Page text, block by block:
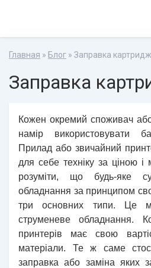
Главная » Блог » Заправка
Заправка
Кожен окремий споживач
намір використовувати
Прилад або звичайний
для себе техніку за ціною
розуміти, що будь-яке
обладнання за принципом
три основних типи. Це
струменеве обладнання.
принтерів має свою
матеріали. Те ж саме
заправка або заміна яких